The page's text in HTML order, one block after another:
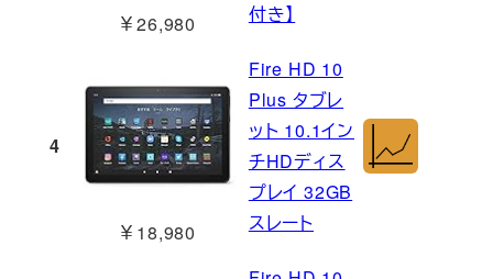
￥26,980
付き】
4
￥18,980
Fire HD 10
Plus タブレ
ット 10.1イン
チHDディス
プレイ 32GB
スレート